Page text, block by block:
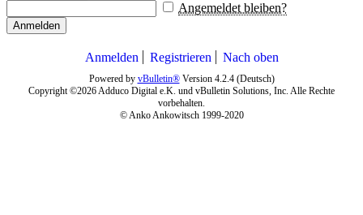
Angemeldet bleiben?
Anmelden
Anmelden Registrieren Nach oben
Powered by vBulletin®Version 4.2.4 (Deutsch)
Copyright ©2026 Adduco Digital e.K. und vBulletin Solutions, Inc. Alle Rechte
vorbehalten.
© Anko Ankowitsch 1999-2020